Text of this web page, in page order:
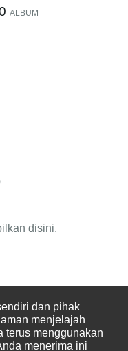
ALBUM
disini.
dan pihak
menjelajah
terus menggunakan
menerima ini